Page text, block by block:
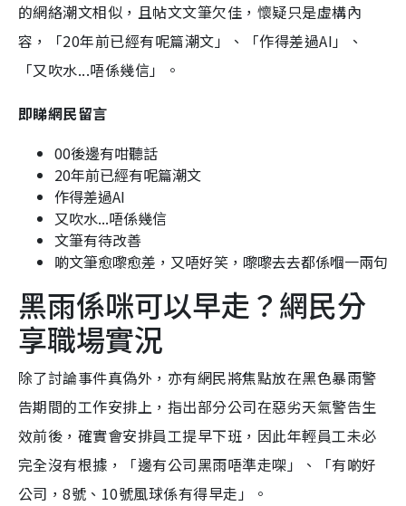
的網絡潮文相似，且帖文文筆欠佳，懷疑只是虛構內
容，「20年前已經有呢篇潮文」、「作得差過AI」、
「又吹水...唔係幾信」。
即睇網民留言
00後邊有咁聽話
20年前已經有呢篇潮文
作得差過AI
又吹水...唔係幾信
文筆有待改善
啲文筆愈嚟愈差，又唔好笑，嚟嚟去去都係嗰一兩句
黑雨係咪可以早走？網民分
享職場實況
除了討論事件真偽外，亦有網民將焦點放在黑色暴雨警
告期間的工作安排上，指出部分公司在惡劣天氣警告生
效前後，確實會安排員工提早下班，因此年輕員工未必
完全沒有根據，「邊有公司黑雨唔準走㗎」、「有啲好
公司，8號、10號風球係有得早走」。